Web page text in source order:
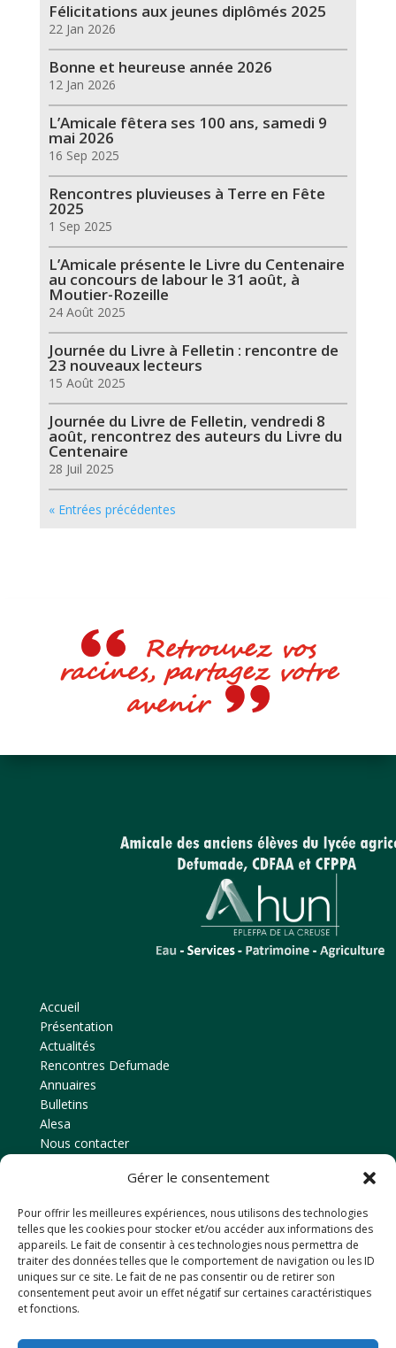
Gérer le consentement
Pour offrir les meilleures expériences, nous utilisons des technologies
telles que les cookies pour stocker et/ou accéder aux informations des
appareils. Le fait de consentir à ces technologies nous permettra de
traiter des données telles que le comportement de navigation ou les ID
uniques sur ce site. Le fait de ne pas consentir ou de retirer son
consentement peut avoir un effet négatif sur certaines caractéristiques
et fonctions.
Félicitations aux jeunes diplômés 2025
22 Jan 2026
Bonne et heureuse année 2026
12 Jan 2026
L’Amicale fêtera ses 100 ans, samedi 9
mai 2026
16 Sep 2025
Rencontres pluvieuses à Terre en Fête
2025
1 Sep 2025
L’Amicale présente le Livre du Centenaire
au concours de labour le 31 août, à
Moutier-Rozeille
24 Août 2025
Journée du Livre à Felletin : rencontre de
23 nouveaux lecteurs
15 Août 2025
Journée du Livre de Felletin, vendredi 8
août, rencontrez des auteurs du Livre du
Centenaire
28 Juil 2025
« Entrées précédentes
Retrouvez vos
racines, partagez votre
avenir
Accueil
Présentation
Actualités
Rencontres Defumade
Annuaires
Bulletins
Alesa
Nous contacter
Amicale des anciens élèves
EPLEFPA d’Ahun
Le Chaussadis
23150 AHUN
Tél: 05 55 81 48 80
Email : anciensdahun@hotmail.fr